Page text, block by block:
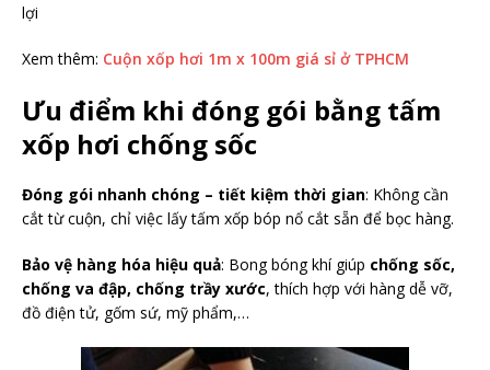
lợi
Xem thêm: Cuộn xốp hơi 1m x 100m giá sỉ ở TPHCM
Ưu điểm khi đóng gói bằng tấm
xốp hơi chống sốc
Đóng gói nhanh chóng – tiết kiệm thời gian: Không cần
cắt từ cuộn, chỉ việc lấy tấm xốp bóp nổ cắt sẵn để bọc hàng.
Bảo vệ hàng hóa hiệu quả: Bong bóng khí giúp chống sốc,
chống va đập, chống trầy xước, thích hợp với hàng dễ vỡ,
đồ điện tử, gốm sứ, mỹ phẩm,…